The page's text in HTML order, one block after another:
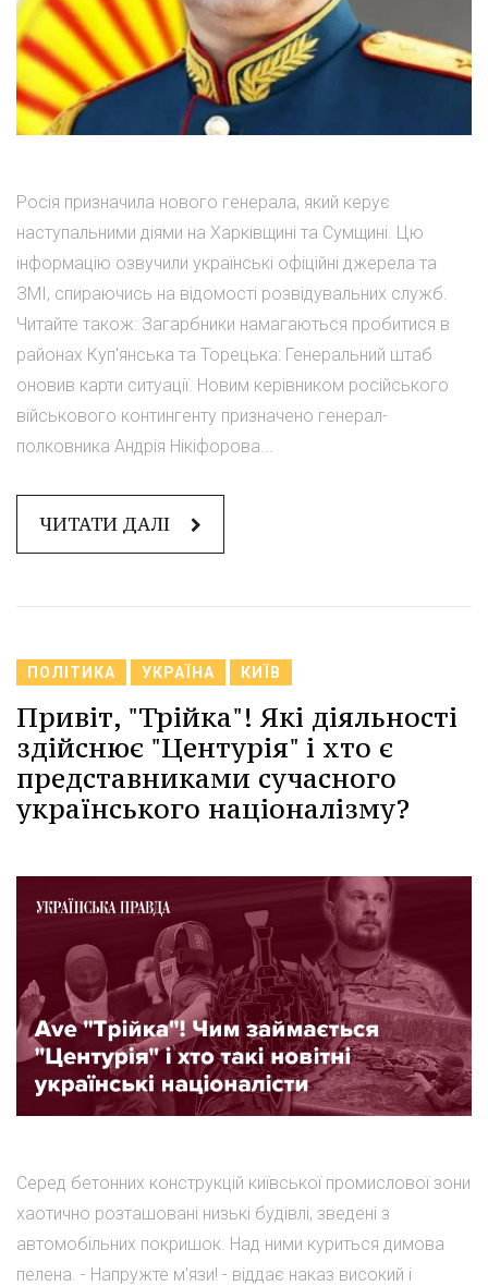
Росія призначила нового генерала, який керує
наступальними діями на Харківщині та Сумщині. Цю
інформацію озвучили українські офіційні джерела та
ЗМІ, спираючись на відомості розвідувальних служб.
Читайте також: Загарбники намагаються пробитися в
районах Куп'янська та Торецька: Генеральний штаб
оновив карти ситуації. Новим керівником російського
військового контингенту призначено генерал-
полковника Андрія Нікіфорова...
ЧИТАТИ ДАЛІ
ПОЛІТИКА УКРАЇНА КИЇВ
Привіт, "Трійка"! Які діяльності
здійснює "Центурія" і хто є
представниками сучасного
українського націоналізму?
Серед бетонних конструкцій київської промислової зони
хаотично розташовані низькі будівлі, зведені з
автомобільних покришок. Над ними куриться димова
пелена. - Напружте м'язи! - віддає наказ високий і